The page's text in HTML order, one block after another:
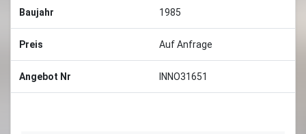
Baujahr 1985
Preis Auf Anfrage
Angebot Nr INNO31651